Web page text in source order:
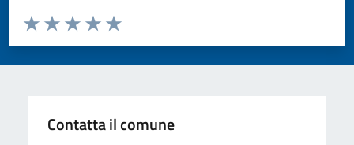
Valuta da 1 a 5 stelle la pagina
Valuta 5 stelle su 5
Valuta 4 stelle su 5
Valuta 3 stelle su 5
Valuta 2 stelle su 5
Valuta 1 stelle su 5
Contatta il comune